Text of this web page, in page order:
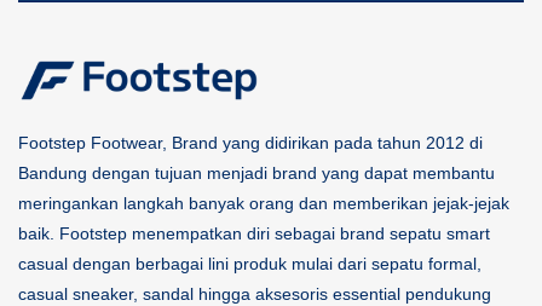
Footstep Footwear, Brand yang didirikan pada tahun 2012 di
Bandung dengan tujuan menjadi brand yang dapat membantu
meringankan langkah banyak orang dan memberikan jejak-jejak
baik. Footstep menempatkan diri sebagai brand sepatu smart
casual dengan berbagai lini produk mulai dari sepatu formal,
casual sneaker, sandal hingga aksesoris essential pendukung